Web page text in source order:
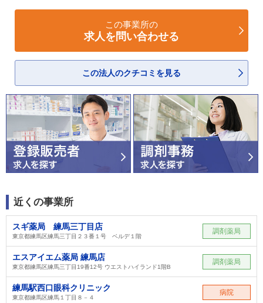
この事業所の
求人を問い合わせる
この法人のクチコミを見る
近くの事業所
スギ薬局 練馬三丁目店
東京都練馬区練馬三丁目２３番１号 ベルデ１階
調剤薬局
エスアイエム薬局 練馬店
東京都練馬区練馬三丁目19番12号 ウエストハイランド1階B
調剤薬局
練馬駅西口眼科クリニック
東京都練馬区練馬１丁目８－４
病院